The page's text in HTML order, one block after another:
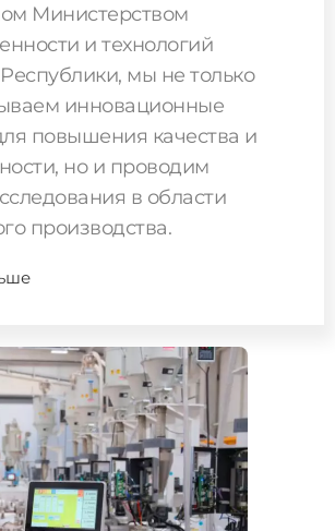
Министерством
и технологий
мы не только
инновационные
повышения качества и
но и проводим
в области
производства.